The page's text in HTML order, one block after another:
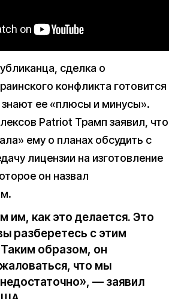
сделка о
конфликта готовится
ее «плюсы и минусы».
Patriot Трамп заявил, что
ему о планах обсудить с
лицензии на изготовление
он назвал
им, как это делается. Это
разберетесь с этим
образом, он
что мы
— заявил